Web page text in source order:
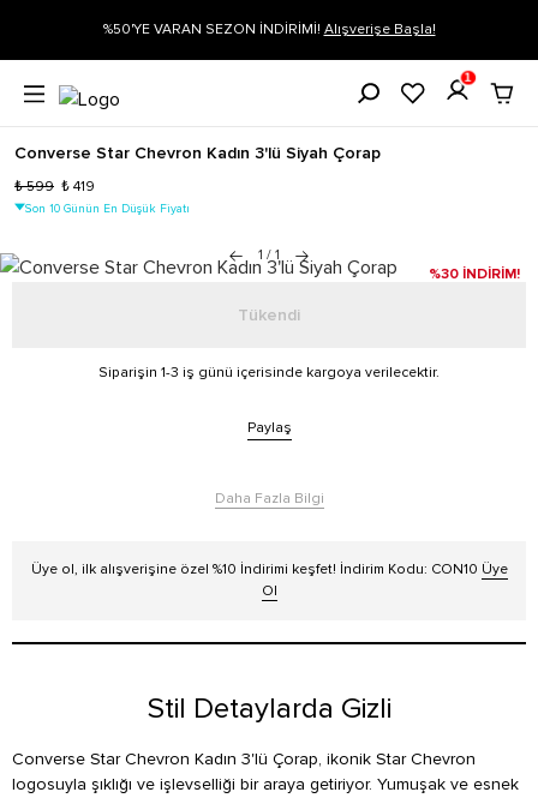
VARAN SEZON İNDİRİMİ!Alışverişe Başla! Siparişin 1-3 iş
1
Converse Star Chevron Kadın 3'lü Siyah Çorap
₺ 599 ₺ 419
Son 10 Günün En Düşük Fiyatı
1 / 1
%30 İNDİRİM!
Tükendi
Siparişin 1-3 iş günü içerisinde kargoya verilecektir.
Paylaş
Daha Fazla Bilgi
Üye ol, ilk alışverişine özel %10 İndirimi keşfet! İndirim Kodu: CON10 Üye
Ol
Stil Detaylarda Gizli
Converse Star Chevron Kadın 3'lü Çorap, ikonik Star Chevron
logosuyla şıklığı ve işlevselliği bir araya getiriyor. Yumuşak ve esnek